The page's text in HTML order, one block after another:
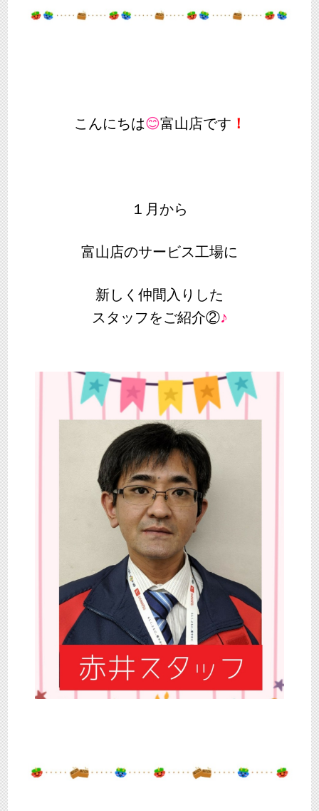
こんにちは😊富山店です ！
１月から
富山店のサービス工場に
新しく仲間入りした
スタッフをご紹介②♪